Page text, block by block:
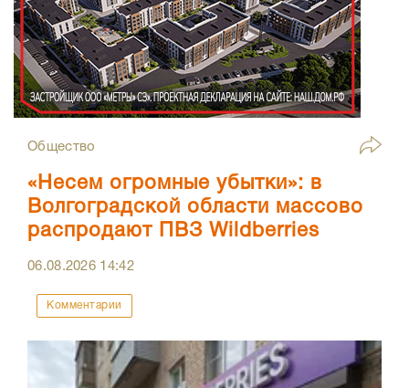
Общество
«Несем огромные убытки»: в
Волгоградской области массово
распродают ПВЗ Wildberries
06.08.2026 14:42
Комментарии